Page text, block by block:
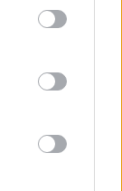
nell’emergenza
per reagire
mesi, infatti, le
sociale
percorsi, oppure
interna. Modelli
di realizzare